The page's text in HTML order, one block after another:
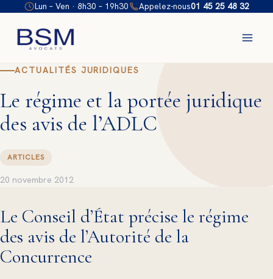
contenu
Lun – Ven · 8h30 – 19h30 Appelez-nous01 45 25 48 32
ACTUALITÉS JURIDIQUES
Le régime et la portée juridique
des avis de l’ADLC
ARTICLES
20 novembre 2012
Le Conseil d’État précise le régime
des avis de l’Autorité de la
Concurrence